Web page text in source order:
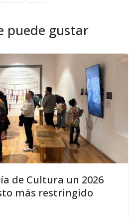
puede gustar
de Cultura un 2026
más restringido